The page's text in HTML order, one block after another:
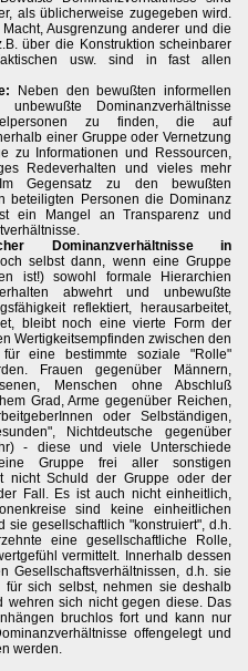
als üblicherweise zugegeben wird.
Ausgrenzung anderer und die
über die Konstruktion scheinbarer
usw. sind in fast allen
Neben den bewußten informellen
Dominanzverhältnisse
zu finden, die auf
einer Gruppe oder Vernetzung
zu Informationen und Ressourcen,
Redeverhalten und vieles mehr
Gegensatz zu den bewußten
beteiligten Personen die Dominanz
ein Mangel an Transparenz und
Dominanzverhältnisse in
selbst dann, wenn eine Gruppe
ist!) sowohl formale Hierarchien
abwehrt und unbewußte
reflektiert, herausarbeitet,
bleibt noch eine vierte Form der
Wertigkeitsempfinden zwischen den
eine bestimmte soziale "Rolle"
Frauen gegenüber Männern,
Menschen ohne Abschluß
Grad, Arme gegenüber Reichen,
oder Selbständigen,
Nichtdeutsche gegenüber
- diese und viele Unterschiede
Gruppe frei aller sonstigen
nicht Schuld der Gruppe oder der
Fall. Es ist auch nicht einheitlich,
sind keine einheitlichen
sie gesellschaftlich "konstruiert", d.h.
eine gesellschaftliche Rolle,
vermittelt. Innerhalb dessen
Gesellschaftsverhältnissen, d.h. sie
sich selbst, nehmen sie deshalb
wehren sich nicht gegen diese. Das
bruchlos fort und kann nur
offengelegt und
werden.